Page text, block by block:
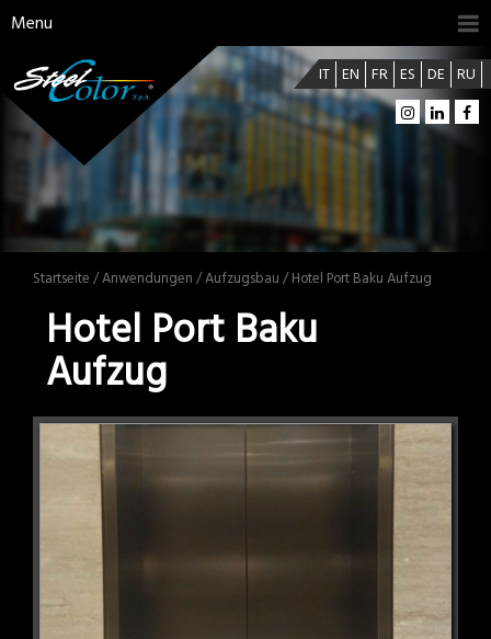
Menu
IT EN FR ES DE RU
Startseite /Anwendungen /Aufzugsbau / Hotel Port Baku Aufzug
Hotel Port Baku
Aufzug